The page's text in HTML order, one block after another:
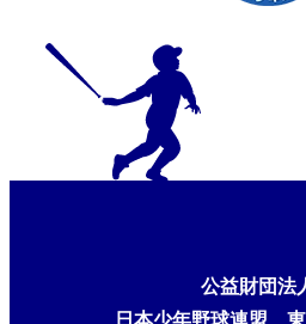
公益財団
日本少年野球連盟